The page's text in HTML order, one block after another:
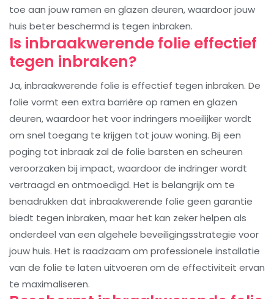
toe aan jouw ramen en glazen deuren, waardoor jouw
huis beter beschermd is tegen inbraken.
Is inbraakwerende folie effectief
tegen inbraken?
Ja, inbraakwerende folie is effectief tegen inbraken. De
folie vormt een extra barrière op ramen en glazen
deuren, waardoor het voor indringers moeilijker wordt
om snel toegang te krijgen tot jouw woning. Bij een
poging tot inbraak zal de folie barsten en scheuren
veroorzaken bij impact, waardoor de indringer wordt
vertraagd en ontmoedigd. Het is belangrijk om te
benadrukken dat inbraakwerende folie geen garantie
biedt tegen inbraken, maar het kan zeker helpen als
onderdeel van een algehele beveiligingsstrategie voor
jouw huis. Het is raadzaam om professionele installatie
van de folie te laten uitvoeren om de effectiviteit ervan
te maximaliseren.